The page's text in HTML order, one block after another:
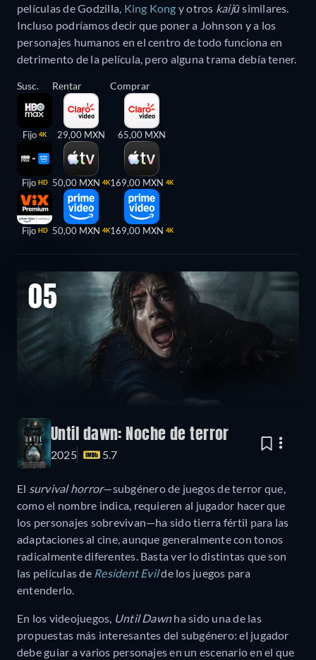
películas de Godzilla, King Kong y otros kaijūsimilares.
Incluso podríamos decir que poner a Johnson y a los
personajes humanos en el centro de todo funciona en
detrimento de la película, pero alguna trama debía tener.
Susc.
Fijo 4K
Fijo HD
Fijo HD
Rentar
29,00 MXN
50,00 MXN 4K
50,00 MXN 4K
Comprar
65,00 MXN
169,00 MXN 4K
169,00 MXN 4K
05
Until dawn: Noche de terror
2025 5.7
El survival horror—subgénero de juegos de terror que,
como el nombre indica, requieren al jugador hacer que
los personajes sobrevivan—ha sido tierra fértil para las
adaptaciones al cine, aunque generalmente con tonos
radicalmente diferentes. Basta ver lo distintas que son
las películas de Resident Evilde los juegos para
entenderlo.
En los videojuegos, Until Dawnha sido una de las
propuestas más interesantes del subgénero: el jugador
debe guiar a varios personajes en un escenario en el que